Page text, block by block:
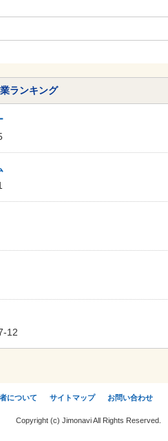
ランキング
12
について サイトマップ お問い合わせ
Copyright (c) Jimonavi All Rights Reserved.